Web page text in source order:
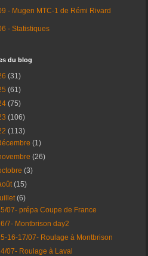
- Mugen MTC-1 de Rémi Rivard
- Statistiques
du blog
(31)
(61)
(75)
(106)
(113)
(1)
(26)
(3)
(15)
(6)
07- prépa Coupe de France
7- Montbrison day2
16-17/07- Roulage à Montbrison
07- Roulage à Laval